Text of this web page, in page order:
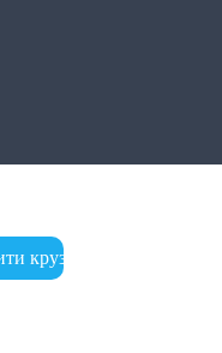
крузер